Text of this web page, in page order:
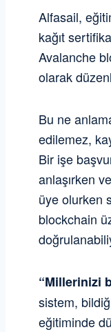
Alfasail,
kağıt
Avalanche
olarak
Bu ne
edilemez,
Bir işe
anlaşırken
üye olurken
blockchain
“Millerinizi
sistem,
eğitiminde